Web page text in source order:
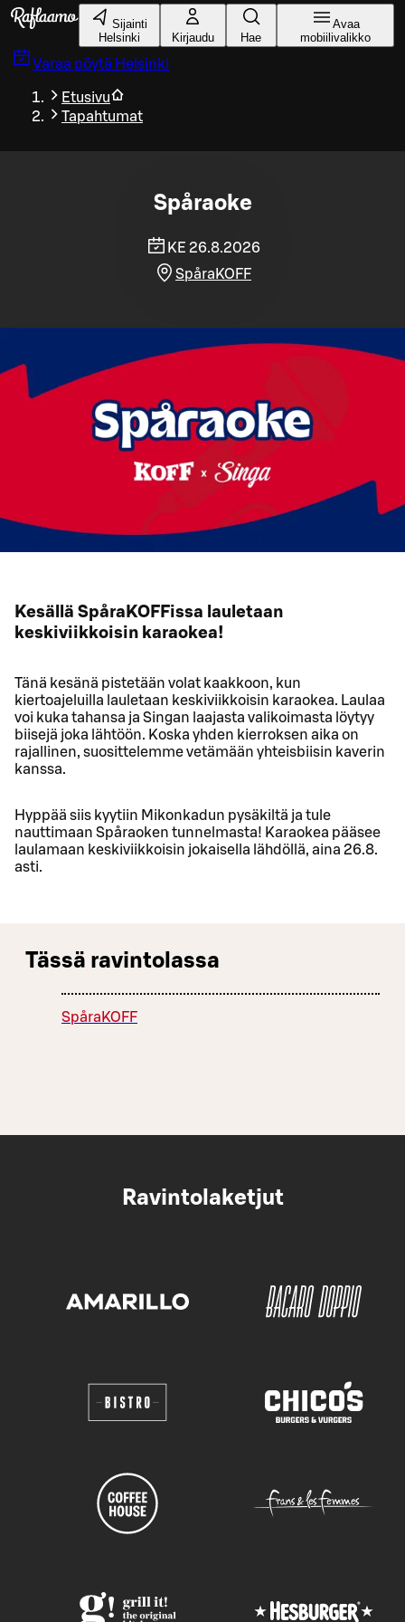
Siirry pääsisältöön
Sijainti
Helsinki
Kirjaudu Hae
Avaa
mobiilivalikko
Varaa pöytä Helsinki
Etusivu
Tapahtumat
Spåraoke
KE 26.8.2026
SpåraKOFF
Kesällä SpåraKOFFissa lauletaan
keskiviikkoisin karaokea!
Tänä kesänä pistetään volat kaakkoon, kun
kiertoajeluilla lauletaan keskiviikkoisin karaokea. Laulaa
voi kuka tahansa ja Singan laajasta valikoimasta löytyy
biisejä joka lähtöön. Koska yhden kierroksen aika on
rajallinen, suosittelemme vetämään yhteisbiisin kaverin
kanssa.
Hyppää siis kyytiin Mikonkadun pysäkiltä ja tule
nauttimaan Spåraoken tunnelmasta! Karaokea pääsee
laulamaan keskiviikkoisin jokaisella lähdöllä, aina 26.8.
asti.
Tässä ravintolassa
SpåraKOFF
Ravintolaketjut